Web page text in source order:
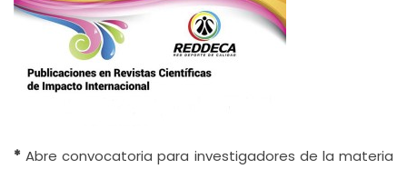
* Abre convocatoria para investigadores de la materia